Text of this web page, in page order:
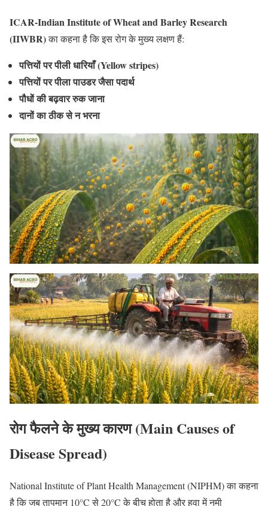
ICAR-Indian Institute of Wheat and Barley Research
(IIWBR)का कहना है कि इस रोग के मुख्य लक्षण हैं:
पत्तियों पर पीली धारियाँ (Yellow stripes)
पत्तियों पर पीला पाउडर जैसा पदार्थ
पौधों की बढ़वार रुक जाना
दानों का ठीक से न भरना
रोग फैलने के मुख्य कारण (Main Causes of
Disease Spread)
National Institute of Plant Health Management (NIPHM) का कहना
है कि जब तापमान 10°C से 20°C के बीच होता है और हवा में नमी